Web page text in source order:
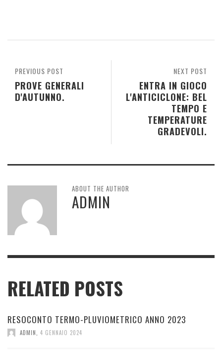
NEXT POST
ENTRA IN GIOCO
L'ANTICICLONE: BEL
TEMPO E
TEMPERATURE
GRADEVOLI.
PREVIOUS POST
PROVE GENERALI
D'AUTUNNO.
ABOUT THE AUTHOR
ADMIN
RELATED POSTS
RESOCONTO TERMO-PLUVIOMETRICO ANNO 2023
ADMIN 4 GENNAIO 2024